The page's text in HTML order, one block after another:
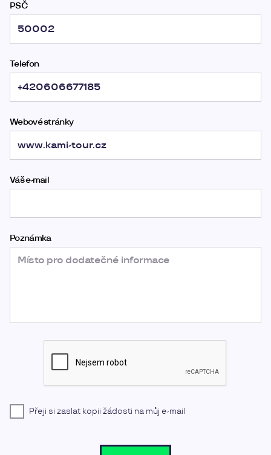
PSČ
Telefon
Webové stránky
Váš e-mail
Poznámka
Přeji si zaslat kopii žádosti na můj e-mail